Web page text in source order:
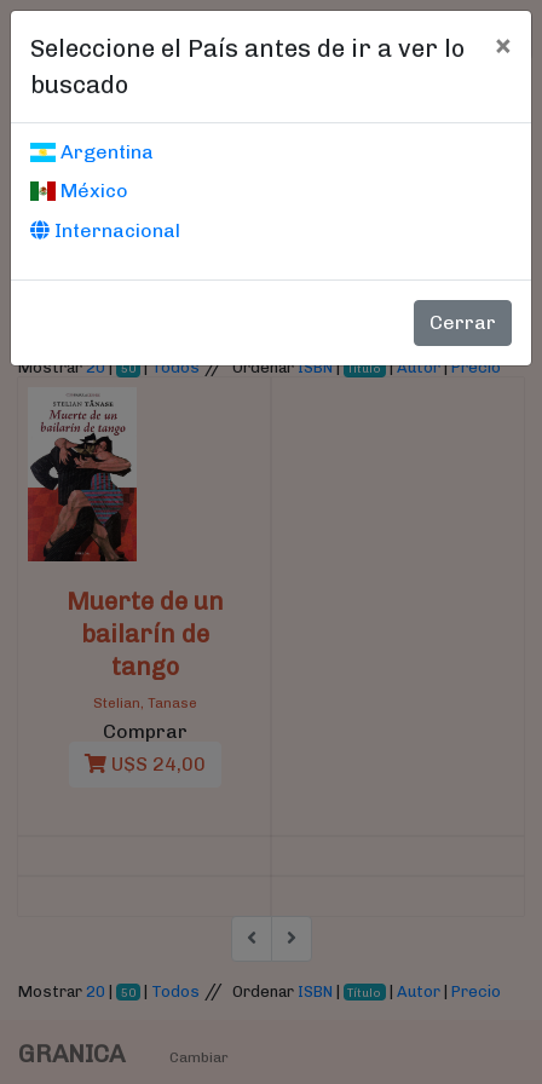
Seleccione el País antes de ir a ver lo
buscado
×
Argentina
México
Internacional
Cerrar
Libros encontrados
Parámetros
Mostrar20| 50 |Todos//OrdenarISBN| Título |Autor|Precio
Muerte de un
bailarín de
tango
Stelian, Tanase
Comprar
U$S 24,00
Mostrar 20 | 50 | Todos // Ordenar ISBN | Título |Autor |Precio
GRANICA
Cambiar